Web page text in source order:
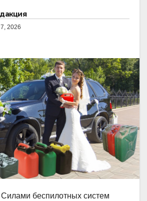
2026
беспилотных систем